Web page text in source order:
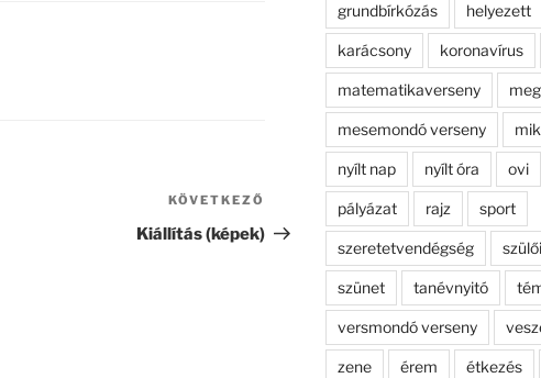
Következő
bejegyzés
KÖVETKEZŐ
Kiállítás (képek)
grundbírkózás helyezett
karácsony koronavírus
matematikaverseny
mesemondó verseny
nyílt nap nyílt óra ovi
pályázat rajz sport
szeretetvendégség
szünet tanévnyitó
versmondó verseny
zene érem étkezés